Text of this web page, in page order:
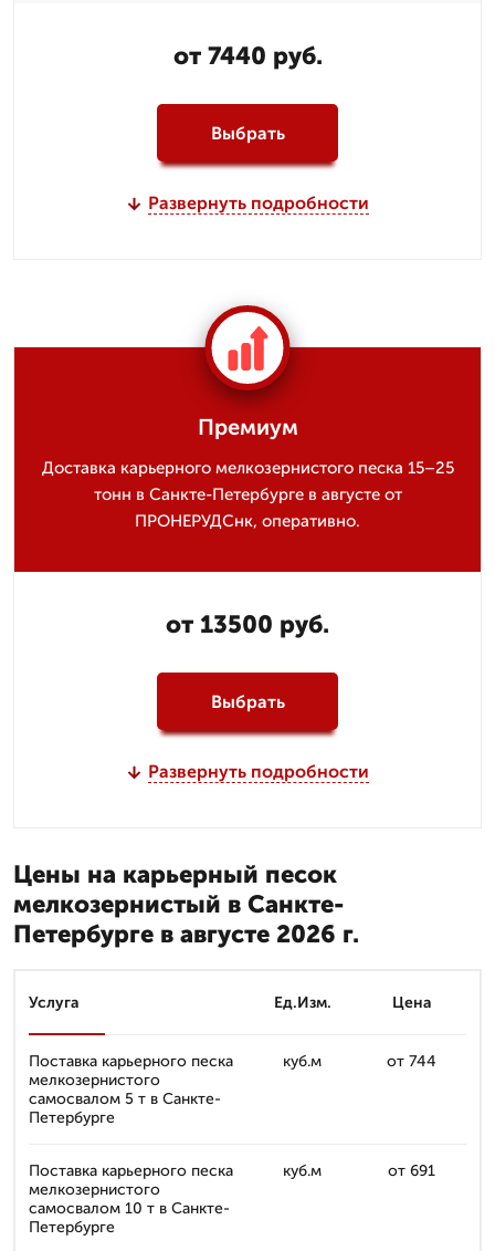
от 7440 руб.
Выбрать
Развернуть подробности
Премиум
Доставка карьерного мелкозернистого песка 15–25
тонн в Санкте-Петербурге в августе от
ПРОНЕРУДСнк, оперативно.
от 13500 руб.
Выбрать
Развернуть подробности
Цены на карьерный песок
мелкозернистый в Санкте-
Петербурге в августе 2026 г.
Услуга Ед.Изм. Цена
Поставка карьерного песка
мелкозернистого
самосвалом 5 т в Санкте-
Петербурге
куб.м от 744
Поставка карьерного песка
мелкозернистого
самосвалом 10 т в Санкте-
Петербурге
куб.м от 691